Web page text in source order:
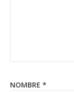
NOMBRE *